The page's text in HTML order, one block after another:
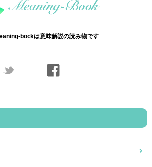
bookは意味解説の読み物です